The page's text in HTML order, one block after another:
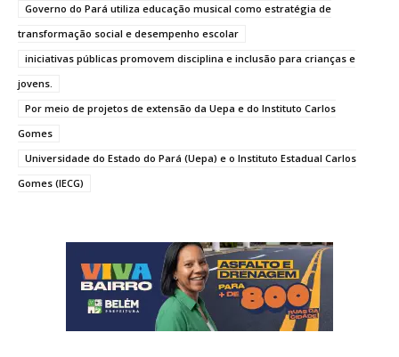
Governo do Pará utiliza educação musical como estratégia de
transformação social e desempenho escolar
iniciativas públicas promovem disciplina e inclusão para crianças e
jovens.
Por meio de projetos de extensão da Uepa e do Instituto Carlos
Gomes
Universidade do Estado do Pará (Uepa) e o Instituto Estadual Carlos
Gomes (IECG)